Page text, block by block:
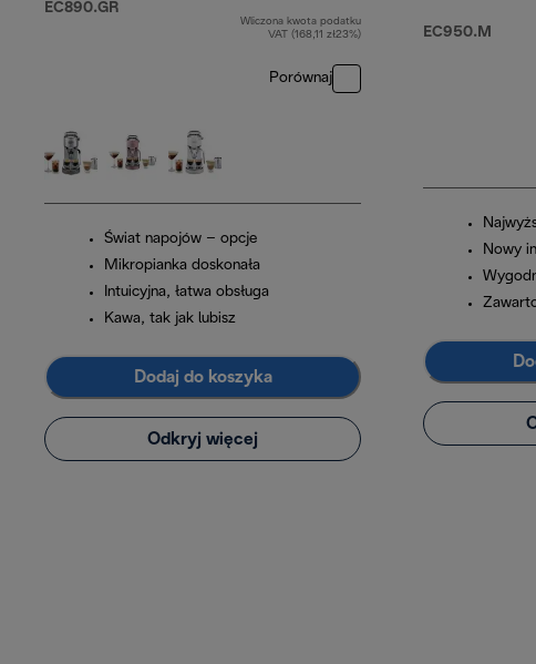
EC890.GR
cena oryginalna 999,00 zł
Wliczona kwota podatku
VAT (168,11 zł23%)
Porównaj
Świat napojów – opcje
Mikropianka doskonała
Intuicyjna, łatwa obsługa
Kawa, tak jak lubisz
Dodaj do koszyka
Odkryj więcej
EC950.M
Nowy